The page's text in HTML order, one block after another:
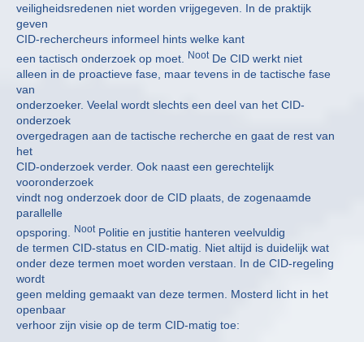
veiligheidsredenen niet worden vrijgegeven. In de praktijk
geven
CID-rechercheurs informeel hints welke kant
een tactisch onderzoek op moet.
NootDe CID werkt niet
alleen in de proactieve fase, maar tevens in de tactische fase
van
onderzoeker. Veelal wordt slechts een deel van het CID-
onderzoek
overgedragen aan de tactische recherche en gaat de rest van
het
CID-onderzoek verder. Ook naast een gerechtelijk
vooronderzoek
vindt nog onderzoek door de CID plaats, de zogenaamde
parallelle
opsporing.
NootPolitie en justitie hanteren veelvuldig
de termen CID-status en CID-matig. Niet altijd is duidelijk wat
onder deze termen moet worden verstaan. In de CID-regeling
wordt
geen melding gemaakt van deze termen. Mosterd licht in het
openbaar
verhoor zijn visie op de term CID-matig toe: